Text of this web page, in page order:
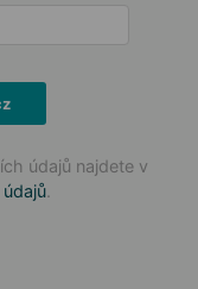
údajů najdete v
.